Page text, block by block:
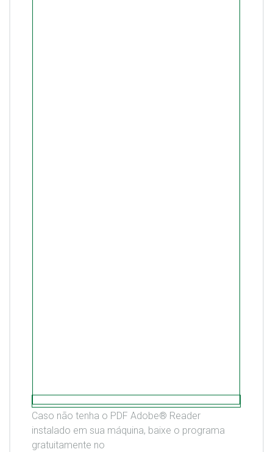
Caso não tenha o PDF Adobe® Reader
instalado em sua máquina, baixe o programa
gratuitamente no